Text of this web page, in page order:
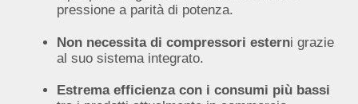
pressione a parità di potenza.
Non necessita di compressori esterni grazie
al suo sistema integrato.
Estrema efficienza con i consumi più bassi